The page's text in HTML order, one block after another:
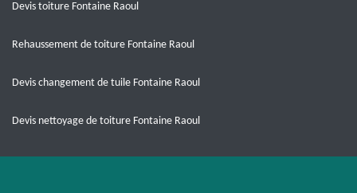
Devis toiture Fontaine Raoul
Rehaussement de toiture Fontaine Raoul
Devis changement de tuile Fontaine Raoul
Devis nettoyage de toiture Fontaine Raoul